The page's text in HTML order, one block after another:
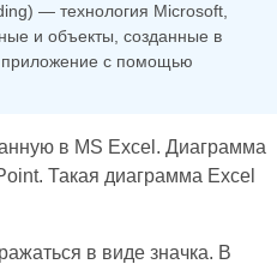
— технология Microsoft,
и объекты, созданные в
с помощью
в MS Excel. Диаграмма
Такая диаграмма Excel
в виде значка. В